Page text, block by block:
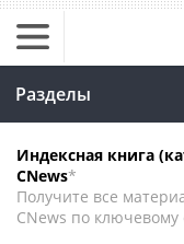
Разделы
Индексная книга
CNews*
Получите все
CNews по ключевому